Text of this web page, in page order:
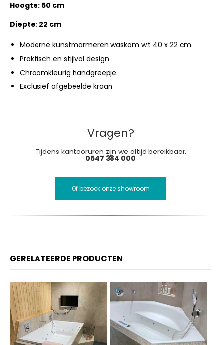
Hoogte: 50 cm
Diepte: 22 cm
Moderne kunstmarmeren waskom wit 40 x 22 cm.
Praktisch en stijlvol design
Chroomkleurig handgreepje.
Exclusief afgebeelde kraan
Vragen?
Tijdens kantooruren zijn we altijd bereikbaar.
0547 384 000
Of bezoek onze showroom
GERELATEERDE PRODUCTEN